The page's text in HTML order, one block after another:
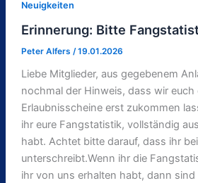
Neuigkeiten
Erinnerung: Bitte
Peter Alfers /19.01.2026
Liebe Mitglieder, aus gegebenem
nochmal der Hinweis, dass wir euch
Erlaubnisscheine erst zukommen
ihr eure Fangstatistik, vollständig
habt. Achtet bitte darauf, dass ihr
unterschreibt.Wenn ihr die
ihr von uns erhalten habt, dann sind